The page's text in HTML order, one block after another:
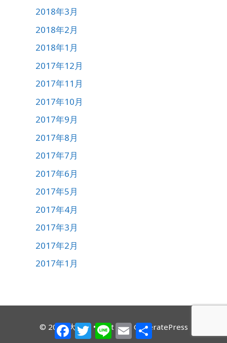
2018年3月
2018年2月
2018年1月
2017年12月
2017年11月
2017年10月
2017年9月
2017年8月
2017年7月
2017年6月
2017年5月
2017年4月
2017年3月
2017年2月
2017年1月
© 2026 大道塾• Built with GeneratePress
FacebookTwitterLine Email共